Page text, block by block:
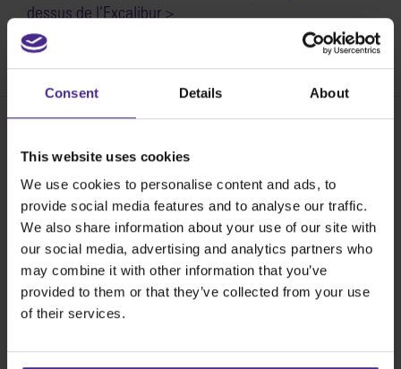
Consent Details About
This website uses cookies
We use cookies to personalise content and ads, to
provide social media features and to analyse our traffic.
We also share information about your use of our site with
our social media, advertising and analytics partners who
may combine it with other information that you’ve
provided to them or that they’ve collected from your use
of their services.
dessus de l’Excalibur >
SKU:
Share:
Les meilleures machines de coupe au
monde